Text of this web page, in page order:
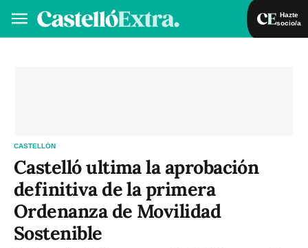
Hazte
socio/a
CASTELLÓN
Castelló ultima la aprobación
definitiva de la primera
Ordenanza de Movilidad
Sostenible